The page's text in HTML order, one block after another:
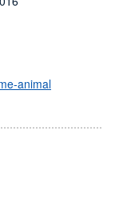
animal